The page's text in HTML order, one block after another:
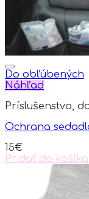
Do obľúbených
Náhľad
Príslušenstvo,
Ochrana
15€
Pridať do košíka